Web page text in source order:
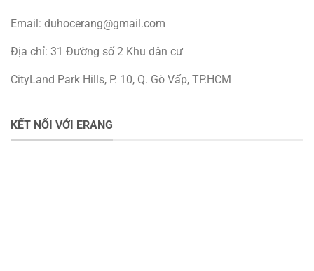
Email: duhocerang@gmail.com
Địa chỉ: 31 Đường số 2 Khu dân cư
CityLand Park Hills, P. 10, Q. Gò Vấp, TP.HCM
KẾT NỐI VỚI ERANG